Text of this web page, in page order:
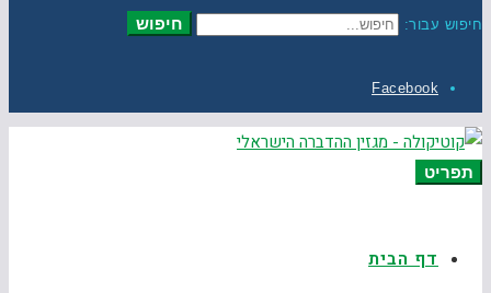
חיפוש עבור: חיפוש
Facebook
תפריט
דף הבית